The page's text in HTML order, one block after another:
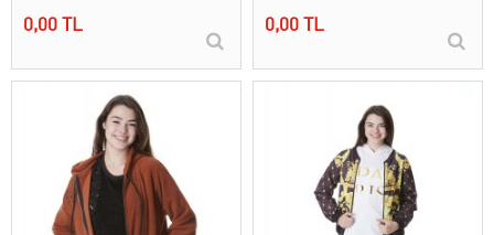
0,00 TL 0,00 TL